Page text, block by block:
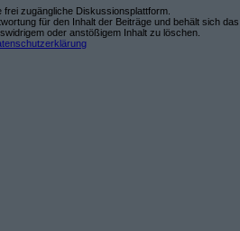
frei zugängliche Diskussionsplattform.
für den Inhalt der Beiträge und behält sich das
oder anstößigem Inhalt zu löschen.